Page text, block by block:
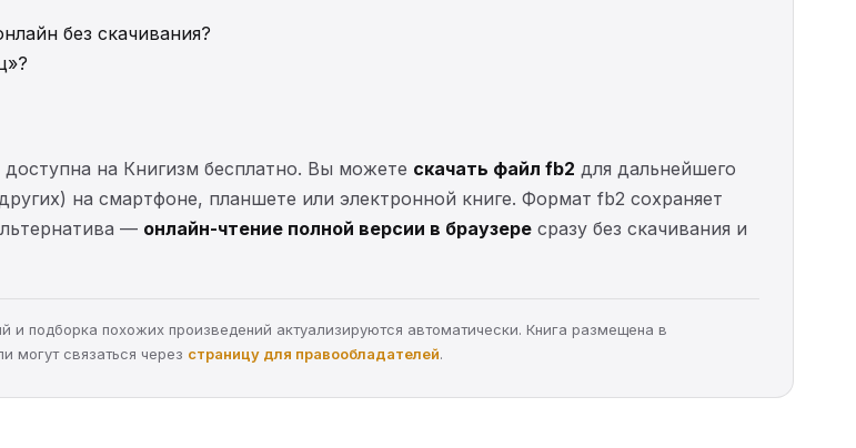
без скачивания?
на Книгизм бесплатно. Вы можете скачать файл fb2 для дальнейшего
на смартфоне, планшете или электронной книге. Формат fb2 сохраняет
— онлайн-чтение полной версии в браузере сразу без скачивания и
и подборка похожих произведений актуализируются автоматически. Книга размещена в
могут связаться через страницу для правообладателей.